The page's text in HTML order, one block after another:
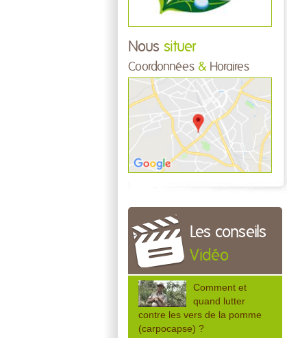
Nous situer
Coordonnées & Horaires
Les conseils
Vidéo
Comment et
quand lutter
contre les vers de la pomme
(carpocapse) ?